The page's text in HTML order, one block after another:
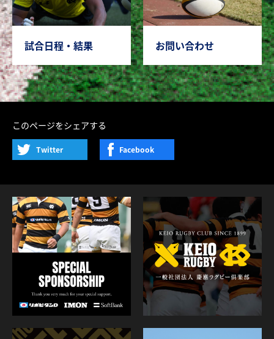
試合日程・結果 お問い合わせ
このページをシェアする
Twitter Facebook